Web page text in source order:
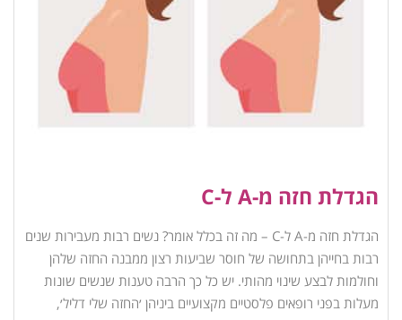
הגדלת חזה מ-A ל-C
הגדלת חזה מ-A ל-C – מה זה בכלל אומר? נשים רבות מעבירות שנים
רבות בחייהן בתחושה של חוסר שביעות רצון ממבנה החזה שלהן
וחולמות לבצע שינוי מהותי. יש כל כך הרבה טענות שנשים שונות
מעלות בפני רופאים פלסטיים מקצועיים ביניהן ׳החזה שלי דליל׳,